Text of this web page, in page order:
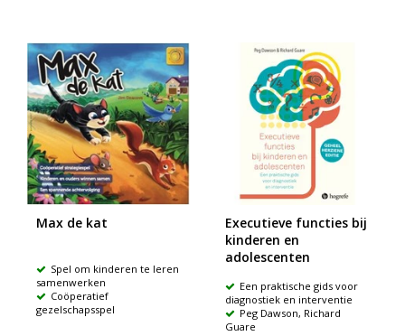
Max de kat
Spel om kinderen te leren
samenwerken
Coöperatief
gezelschapsspel
Executieve functies bij
kinderen en
adolescenten
Een praktische gids voor
diagnostiek en interventie
Peg Dawson, Richard
Guare